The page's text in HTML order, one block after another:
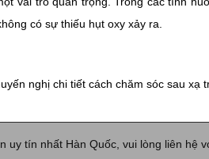
có sự thiếu hụt oxy xảy ra.
nghị chi tiết cách chăm sóc sau xạ
uy tín nhất Hàn Quốc, vui lòng liên hệ